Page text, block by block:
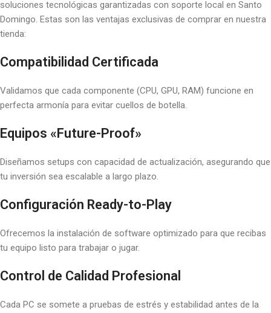
soluciones tecnológicas garantizadas con soporte local en Santo
Domingo. Estas son las ventajas exclusivas de comprar en nuestra
tienda:
Compatibilidad Certificada
Validamos que cada componente (CPU, GPU, RAM) funcione en
perfecta armonía para evitar cuellos de botella.
Equipos «Future-Proof»
Diseñamos setups con capacidad de actualización, asegurando que
tu inversión sea escalable a largo plazo.
Configuración Ready-to-Play
Ofrecemos la instalación de software optimizado para que recibas
tu equipo listo para trabajar o jugar.
Control de Calidad Profesional
Cada PC se somete a pruebas de estrés y estabilidad antes de la